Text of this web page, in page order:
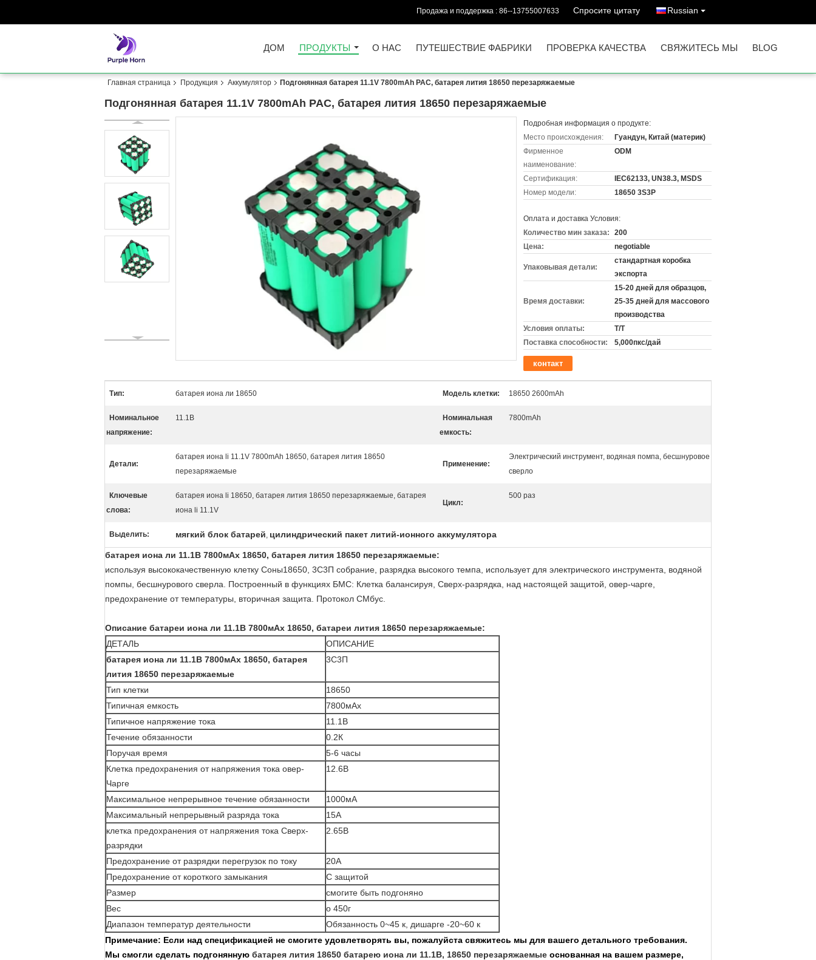
Продажа и поддержка : 86--13755007633 Спросите цитату Russian
ДОМ ПРОДУКТЫ О НАС ПУТЕШЕСТВИЕ ФАБРИКИ ПРОВЕРКА КАЧЕСТВА СВЯЖИТЕСЬ МЫ BLOG
Главная страница Продукция Аккумулятор Подгонянная батарея 11.1V 7800mAh PAC, батарея лития 18650 перезаряжаемые
Подгонянная батарея 11.1V 7800mAh PAC, батарея лития 18650 перезаряжаемые
Подробная информация о продукте:
Место происхождения:
Гуандун, Китай (материк)
Фирменное
наименование:
ODM
Сертификация:
IEC62133, UN38.3, MSDS
Номер модели:
18650 3S3P
Оплата и доставка Условия:
Количество мин заказа:
200
Цена:
negotiable
Упаковывая детали:
стандартная коробка
экспорта
Время доставки:
15-20 дней для образцов,
25-35 дней для массового
производства
Условия оплаты:
T/T
Поставка способности:
5,000пкс/дай
контакт
Тип: батарея иона ли 18650 Модель клетки: 18650 2600mAh
Номинальное
напряжение:
11.1В
Номинальная
емкость:
7800mAh
Детали:
батарея иона li 11.1V 7800mAh 18650, батарея лития 18650
перезаряжаемые
Применение:
Электрический инструмент, водяная помпа, бесшнуровое
сверло
Ключевые
слова:
батарея иона li 18650, батарея лития 18650 перезаряжаемые, батарея
иона li 11.1V
Цикл:
500 раз
Выделить: мягкий блок батарей, цилиндрический пакет литий-ионного аккумулятора
батарея иона ли 11.1В 7800мАх 18650, батарея лития 18650 перезаряжаемые:
используя высококачественную клетку Соны18650, 3С3П собрание, разрядка высокого темпа, использует для электрического инструмента, водяной
помпы, бесшнурового сверла. Построенный в функциях БМС: Клетка балансируя, Сверх-разрядка, над настоящей защитой, овер-чарге,
предохранение от температуры, вторичная защита. Протокол СМбус.
Описание батареи иона ли 11.1В 7800мАх 18650, батареи лития 18650 перезаряжаемые:
ДЕТАЛЬ
ОПИСАНИЕ
батарея иона ли 11.1В 7800мАх 18650, батарея
лития 18650 перезаряжаемые
3С3П
Тип клетки
18650
Типичная емкость
7800мАх
Типичное напряжение тока
11.1В
Течение обязанности
0.2К
Поручая время
5-6 часы
Клетка предохранения от напряжения тока овер-
Чарге
12.6В
Максимальное непрерывное течение обязанности
1000мА
Максимальный непрерывный разряда тока
15А
клетка предохранения от напряжения тока Сверх-
разрядки
2.65В
Предохранение от разрядки перегрузок по току
20А
Предохранение от короткого замыкания
С защитой
Размер
смогите быть подгоняно
Вес
о 450г
Диапазон температур деятельности
Обязанность 0~45 к, дишарге -20~60 к
Примечание: Если над спецификацией не смогите удовлетворять вы, пожалуйста свяжитесь мы для вашего детального требования.
Мы смогли сделать подгонянную батарея лития 18650 батарею иона ли 11.1В, 18650 перезаряжаемые основанная на вашем размере,